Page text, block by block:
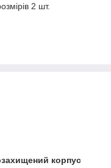
2 шт.
корпус